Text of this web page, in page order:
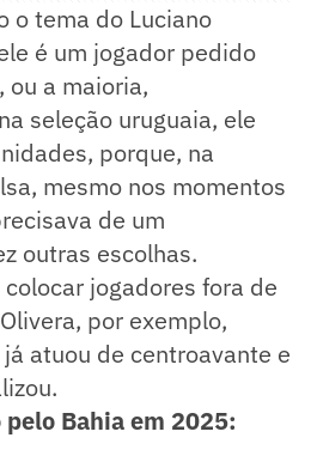
o tema do Luciano
é um jogador pedido
ou a maioria,
seleção uruguaia, ele
porque, na
mesmo nos momentos
de um
outras escolhas.
jogadores fora de
por exemplo,
atuou de centroavante e
Bahia em 2025: